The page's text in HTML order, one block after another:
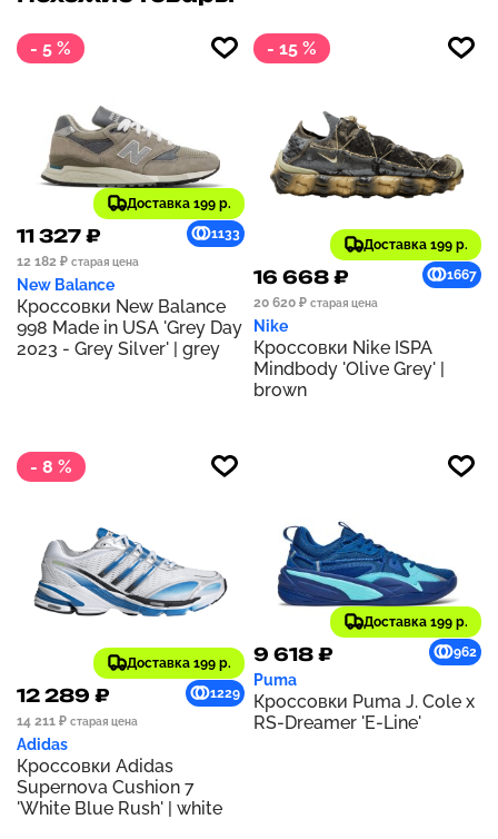
- 5 %
Доставка 199 р.
11 327 ₽
1133
12 182 ₽ старая цена
New Balance
Кроссовки New Balance
998 Made in USA 'Grey Day
2023 - Grey Silver' | grey
- 15 %
Доставка 199 р.
16 668 ₽
1667
20 620 ₽ старая цена
Nike
Кроссовки Nike ISPA
Mindbody 'Olive Grey' |
brown
- 8 %
Доставка 199 р.
12 289 ₽
1229
14 211 ₽ старая цена
Adidas
Кроссовки Adidas
Supernova Cushion 7
'White Blue Rush' | white
Доставка 199 р.
9 618 ₽ 962
Puma
Кроссовки Puma J. Cole x
RS-Dreamer 'E-Line'